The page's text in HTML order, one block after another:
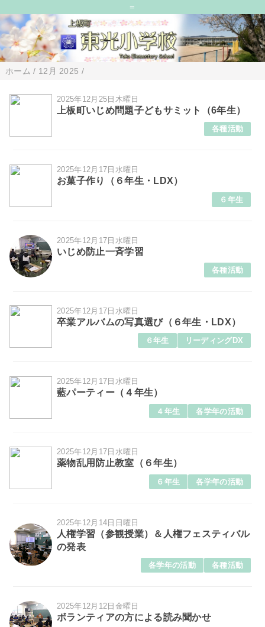
=
ホーム / 12月 2025 /
2025年12月25日木曜日
上板町いじめ問題子どもサミット（6年生）
各種活動
2025年12月17日水曜日
お菓子作り（６年生・LDX）
６年生
2025年12月17日水曜日
いじめ防止一斉学習
各種活動
2025年12月17日水曜日
卒業アルバムの写真選び（６年生・LDX）
６年生 リーディングDX
2025年12月17日水曜日
藍パーティー（４年生）
４年生 各学年の活動
2025年12月17日水曜日
薬物乱用防止教室（６年生）
６年生 各学年の活動
2025年12月14日日曜日
人権学習（参観授業）＆人権フェスティバル
の発表
各学年の活動 各種活動
2025年12月12日金曜日
ボランティアの方による読み聞かせ